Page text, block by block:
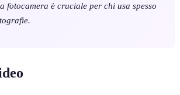
fotocamera è cruciale per chi usa spesso